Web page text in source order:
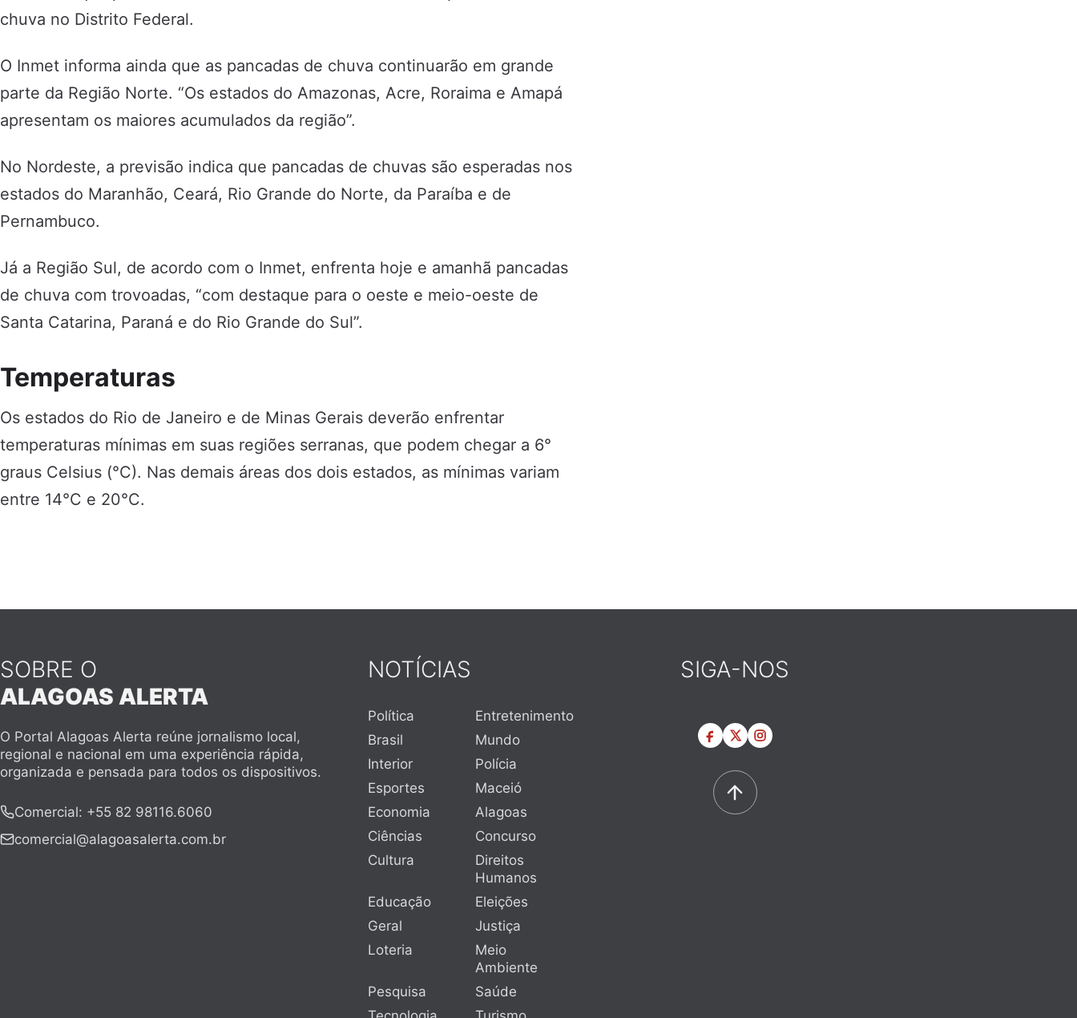
chuva no Distrito Federal.
O Inmet informa ainda que as pancadas de chuva continuarão em grande
parte da Região Norte. “Os estados do Amazonas, Acre, Roraima e Amapá
apresentam os maiores acumulados da região”.
No Nordeste, a previsão indica que pancadas de chuvas são esperadas nos
estados do Maranhão, Ceará, Rio Grande do Norte, da Paraíba e de
Pernambuco.
Já a Região Sul, de acordo com o Inmet, enfrenta hoje e amanhã pancadas
de chuva com trovoadas, “com destaque para o oeste e meio-oeste de
Santa Catarina, Paraná e do Rio Grande do Sul”.
Temperaturas
Os estados do Rio de Janeiro e de Minas Gerais deverão enfrentar
temperaturas mínimas em suas regiões serranas, que podem chegar a 6°
graus Celsius (°C). Nas demais áreas dos dois estados, as mínimas variam
entre 14°C e 20°C.
SOBRE O
ALAGOAS ALERTA
O Portal Alagoas Alerta reúne jornalismo local,
regional e nacional em uma experiência rápida,
organizada e pensada para todos os dispositivos.
Comercial: +55 82 98116.6060
comercial@alagoasalerta.com.br
NOTÍCIAS
Política
Entretenimento
Brasil
Mundo
Interior
Polícia
Esportes
Maceió
Economia
Alagoas
Ciências
Concurso
Cultura
Direitos
Humanos
Educação
Eleições
Geral
Justiça
Loteria
Meio
Ambiente
Pesquisa
Saúde
SIGA-NOS